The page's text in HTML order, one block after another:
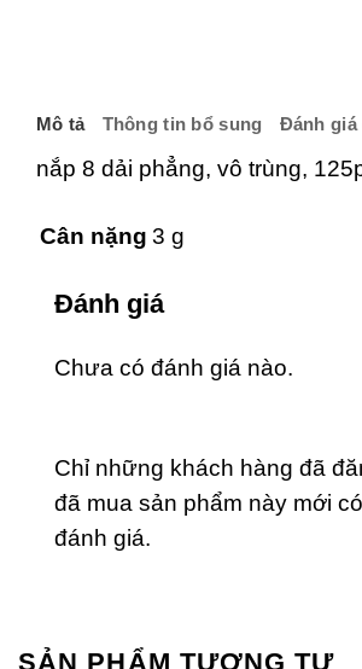
Mô tả Thông tin bổ sung Đánh giá
nắp 8 dải phẳng, vô trùng,
Cân nặng 3 g
Đánh giá
Chưa có đánh giá nào.
Chỉ những khách hàng đã
đã mua sản phẩm này mới
đánh giá.
SẢN PHẨM TƯƠNG TỰ